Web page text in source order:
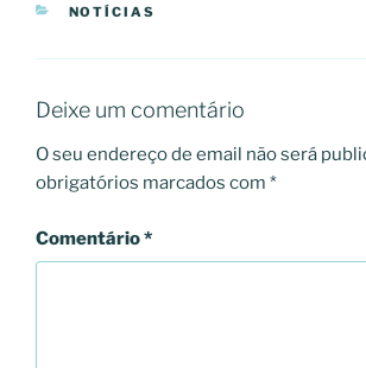
CATEGORIAS
NOTÍCIAS
Deixe um comentário
O seu endereço de email não será
obrigatórios marcados com *
Comentário*